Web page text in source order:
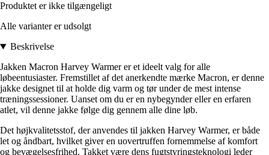
Produktet er ikke tilgængeligt
Alle varianter er udsolgt
Beskrivelse
Jakken Macron Harvey Warmer er et ideelt valg for alle
løbeentusiaster. Fremstillet af det anerkendte mærke Macron, er denne
jakke designet til at holde dig varm og tør under de mest intense
træningssessioner. Uanset om du er en nybegynder eller en erfaren
atlet, vil denne jakke følge dig gennem alle dine løb.
Det højkvalitetsstof, der anvendes til jakken Harvey Warmer, er både
let og åndbart, hvilket giver en uovertruffen fornemmelse af komfort
og bevægelsesfrihed. Takket være dens fugtstyringsteknologi leder